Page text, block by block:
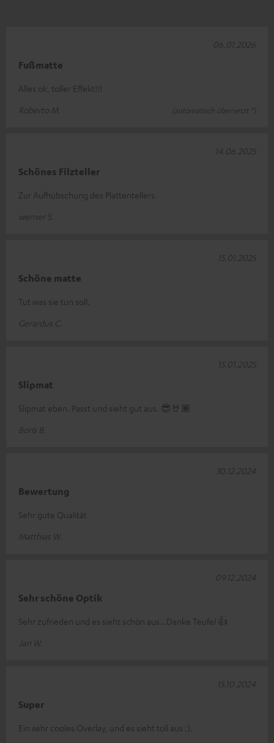
Fußmatte
Alles ok, toller Effekt!!!
Roberto M.
(automatisch übersetzt *)
06.01.2026
Schönes Filzteller
Zur Aufhübschung des Plattentellers.
werner S.
14.06.2025
Schöne matte
Tut was sie tun soll.
Gerardus C.
15.01.2025
Slipmat
Slipmat eben. Passt und sieht gut aus. 😎🤘🏾
Boris B.
15.01.2025
Bewertung
Sehr gute Qualität
Matthias W.
30.12.2024
Sehr schöne Optik
Sehr zufrieden und es sieht schön aus…Danke Teufel 👍
Jan W.
09.12.2024
Super
Ein sehr cooles Overlay, und es sieht toll aus :).
15.10.2024